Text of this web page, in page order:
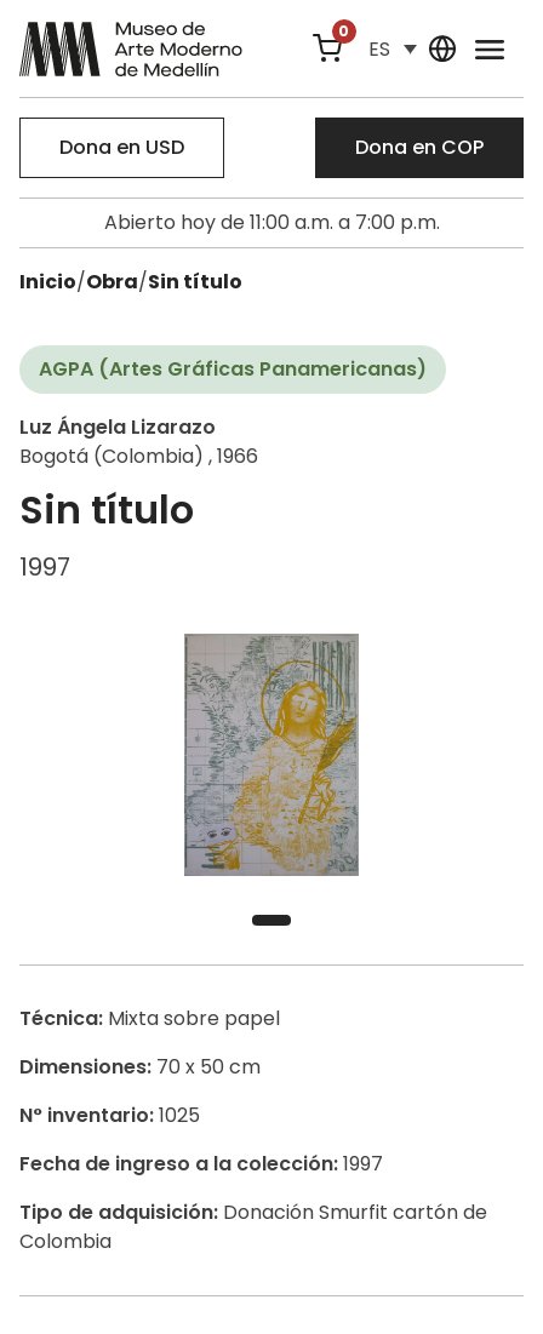
0
ES
Dona en USD Dona en COP
Abierto hoy de 11:00 a.m. a 7:00 p.m.
Inicio/Obra/Sin título
AGPA (Artes Gráficas Panamericanas)
Luz Ángela Lizarazo
Bogotá (Colombia) , 1966
Sin título
1997
Técnica: Mixta sobre papel
Dimensiones: 70 x 50 cm
N° inventario:1025
Fecha de ingreso a la colección:1997
Tipo de adquisición: Donación Smurfit cartón de
Colombia